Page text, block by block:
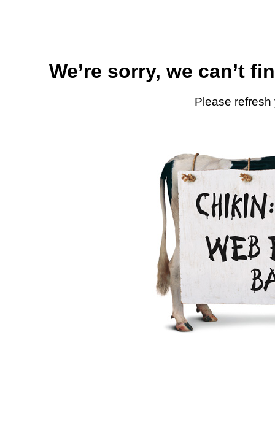
We’re sorry, we can’t
Please refresh